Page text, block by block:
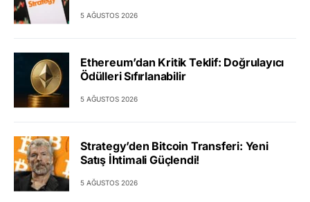
5 AĞUSTOS 2026
Ethereum’dan Kritik Teklif: Doğrulayıcı
Ödülleri Sıfırlanabilir
5 AĞUSTOS 2026
Strategy’den Bitcoin Transferi: Yeni
Satış İhtimali Güçlendi!
5 AĞUSTOS 2026